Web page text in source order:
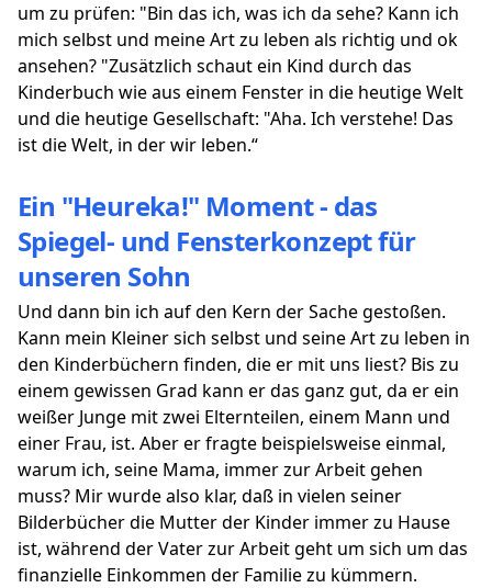
um zu prüfen: "Bin das ich, was ich da sehe? Kann ich
mich selbst und meine Art zu leben als richtig und ok
ansehen? "Zusätzlich schaut ein Kind durch das
Kinderbuch wie aus einem Fenster in die heutige Welt
und die heutige Gesellschaft: "Aha. Ich verstehe! Das
ist die Welt, in der wir leben.“
Ein "Heureka!" Moment - das
Spiegel- und Fensterkonzept für
unseren Sohn
Und dann bin ich auf den Kern der Sache gestoßen.
Kann mein Kleiner sich selbst und seine Art zu leben in
den Kinderbüchern finden, die er mit uns liest? Bis zu
einem gewissen Grad kann er das ganz gut, da er ein
weißer Junge mit zwei Elternteilen, einem Mann und
einer Frau, ist. Aber er fragte beispielsweise einmal,
warum ich, seine Mama, immer zur Arbeit gehen
muss? Mir wurde also klar, daß in vielen seiner
Bilderbücher die Mutter der Kinder immer zu Hause
ist, während der Vater zur Arbeit geht um sich um das
finanzielle Einkommen der Familie zu kümmern.